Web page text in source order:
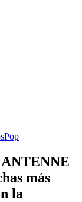
Pop
ANTENNE
más
la